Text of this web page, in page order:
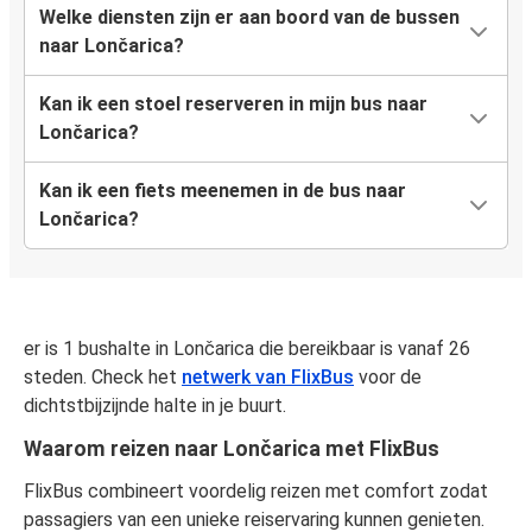
Welke diensten zijn er aan boord van de bussen
naar Lončarica?
Kan ik een stoel reserveren in mijn bus naar
Lončarica?
Kan ik een fiets meenemen in de bus naar
Lončarica?
er is 1 bushalte in Lončarica die bereikbaar is vanaf 26
steden. Check het netwerk van FlixBus voor de
dichtstbijzijnde halte in je buurt.
Waarom reizen naar Lončarica met FlixBus
FlixBus combineert voordelig reizen met comfort zodat
passagiers van een unieke reiservaring kunnen genieten.